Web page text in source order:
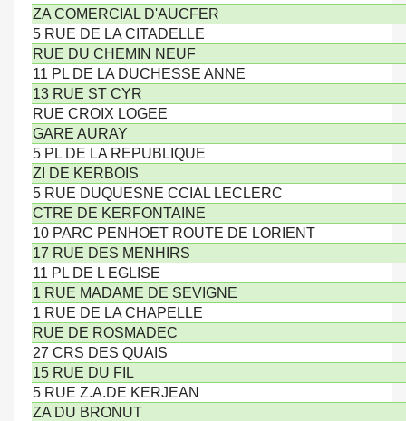
ZA COMERCIAL D'AUCFER
5 RUE DE LA CITADELLE
RUE DU CHEMIN NEUF
11 PL DE LA DUCHESSE ANNE
13 RUE ST CYR
RUE CROIX LOGEE
GARE AURAY
5 PL DE LA REPUBLIQUE
ZI DE KERBOIS
5 RUE DUQUESNE CCIAL LECLERC
CTRE DE KERFONTAINE
10 PARC PENHOET ROUTE DE LORIENT
17 RUE DES MENHIRS
11 PL DE L EGLISE
1 RUE MADAME DE SEVIGNE
1 RUE DE LA CHAPELLE
RUE DE ROSMADEC
27 CRS DES QUAIS
15 RUE DU FIL
5 RUE Z.A.DE KERJEAN
ZA DU BRONUT